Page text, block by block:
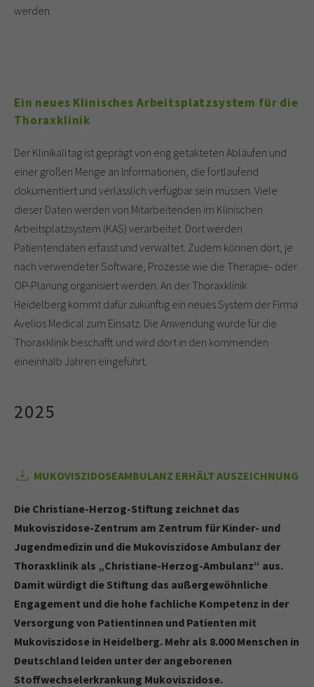
werden.
Ein neues Klinisches Arbeitsplatzsystem für die
Thoraxklinik
Der Klinikalltag ist geprägt von eng getakteten Abläufen und
einer großen Menge an Informationen, die fortlaufend
dokumentiert und verlässlich verfügbar sein müssen. Viele
dieser Daten werden von Mitarbeitenden im Klinischen
Arbeitsplatzsystem (KAS) verarbeitet. Dort werden
Patientendaten erfasst und verwaltet. Zudem können dort, je
nach verwendeter Software, Prozesse wie die Therapie- oder
OP-Planung organisiert werden. An der Thoraxklinik
Heidelberg kommt dafür zukünftig ein neues System der Firma
Avelios Medical zum Einsatz. Die Anwendung wurde für die
Thoraxklinik beschafft und wird dort in den kommenden
eineinhalb Jahren eingeführt.
2025
MUKOVISZIDOSEAMBULANZ ERHÄLT AUSZEICHNUNG
Die Christiane-Herzog-Stiftung zeichnet das
Mukoviszidose-Zentrum am Zentrum für Kinder- und
Jugendmedizin und die Mukoviszidose Ambulanz der
Thoraxklinik als „Christiane-Herzog-Ambulanz“ aus.
Damit würdigt die Stiftung das außergewöhnliche
Engagement und die hohe fachliche Kompetenz in der
Versorgung von Patientinnen und Patienten mit
Mukoviszidose in Heidelberg. Mehr als 8.000 Menschen in
Deutschland leiden unter der angeborenen
Stoffwechselerkrankung Mukoviszidose.